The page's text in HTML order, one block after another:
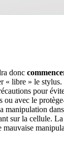
donc
« libre » le stylus.
pour
ou avec le
manipulation
sur la cellule. La
mauvaise